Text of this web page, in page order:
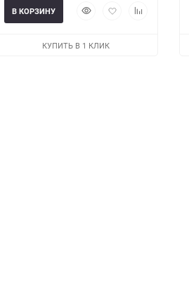
БыстрыйДобавитьДобавить
В КОРЗИНУ
КУПИТЬ В 1 КЛИК